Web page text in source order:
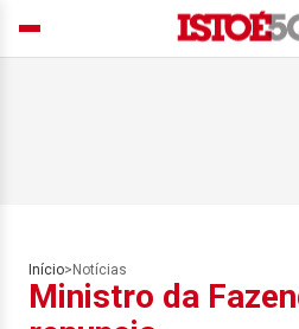
Início> Notícias
Ministro da